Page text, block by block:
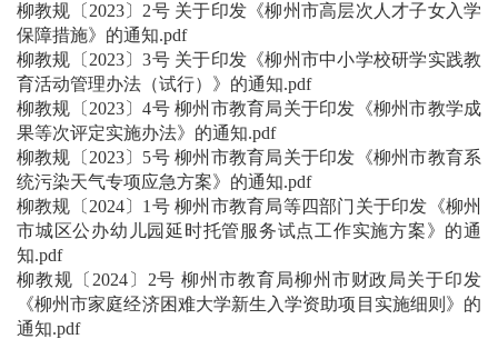
柳教规〔2023〕2号 关于印发《柳州市高层次人才子女入学
保障措施》的通知.pdf
柳教规〔2023〕3号 关于印发《柳州市中小学校研学实践教
育活动管理办法（试行）》的通知.pdf
柳教规〔2023〕4号 柳州市教育局关于印发《柳州市教学成
果等次评定实施办法》的通知.pdf
柳教规〔2023〕5号 柳州市教育局关于印发《柳州市教育系
统污染天气专项应急方案》的通知.pdf
柳教规〔2024〕1号 柳州市教育局等四部门关于印发《柳州
市城区公办幼儿园延时托管服务试点工作实施方案》的通
知.pdf
柳教规〔2024〕2号 柳州市教育局柳州市财政局关于印发
《柳州市家庭经济困难大学新生入学资助项目实施细则》的
通知.pdf